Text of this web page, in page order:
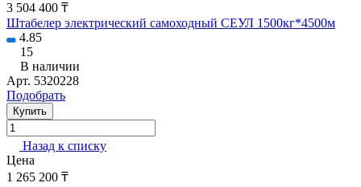
3 504 400 ₸
Штабелер электрический самоходный СЕУЛ 1500кг*4500м
4.85
15
В наличии
Арт. 5320228
Подобрать
Купить
Назад к списку
Цена
1 265 200 ₸